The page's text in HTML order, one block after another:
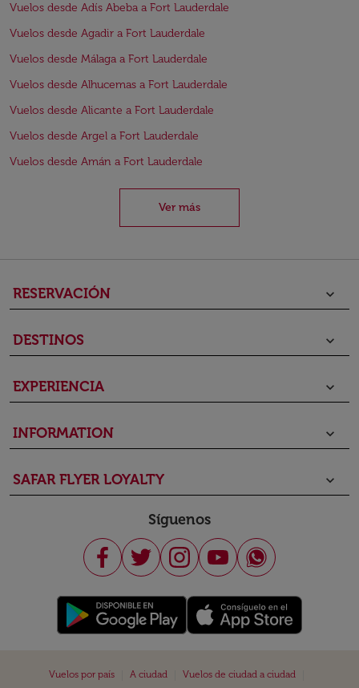
Vuelos desde Adís Abeba a Fort Lauderdale
Vuelos desde Agadir a Fort Lauderdale
Vuelos desde Málaga a Fort Lauderdale
Vuelos desde Alhucemas a Fort Lauderdale
Vuelos desde Alicante a Fort Lauderdale
Vuelos desde Argel a Fort Lauderdale
Vuelos desde Amán a Fort Lauderdale
Ver más
RESERVACIÓN keyboard_arrow_down
DESTINOS keyboard_arrow_down
EXPERIENCIA keyboard_arrow_down
INFORMATION keyboard_arrow_down
SAFAR FLYER LOYALTY keyboard_arrow_down
Síguenos
Vuelos por país A ciudad Vuelos de ciudad a ciudad